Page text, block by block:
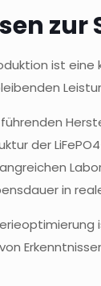
ist
der
in